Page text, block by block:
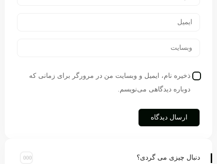
ذخیره نام، ایمیل و وبسایت من در مرورگر برای زمانی که
دوباره دیدگاهی می‌نویسم.
دنبال چیزی می گردی؟